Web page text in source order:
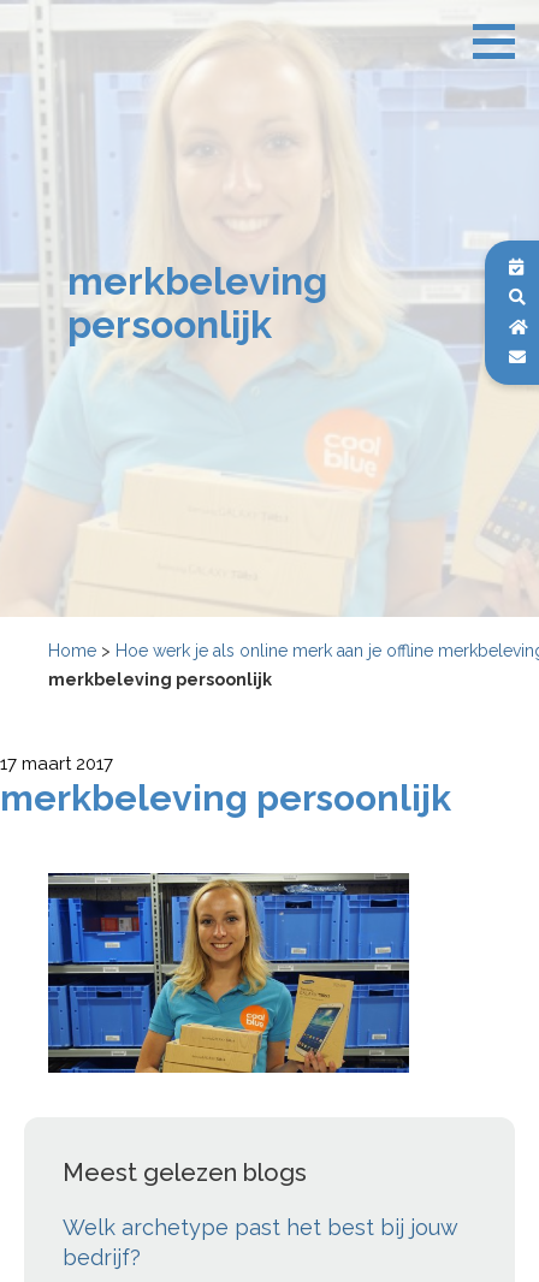
merkbeleving
persoonlijk
Home > Hoe werk je als online merk aan je offline
merkbeleving persoonlijk
17 maart 2017
merkbeleving persoonlijk
Meest gelezen blogs
Welk archetype past het best bij jouw
bedrijf?